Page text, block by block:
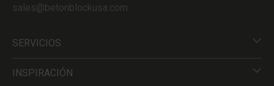
sales@betonblockusa.com
SERVICIOS
INSPIRACIÓN